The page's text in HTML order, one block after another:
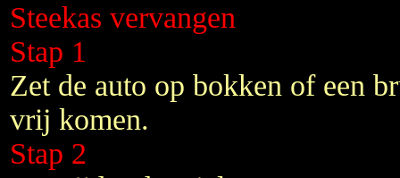
Steekas vervangen
Stap 1
Zet de auto op bokken of een
vrij komen.
Stap 2